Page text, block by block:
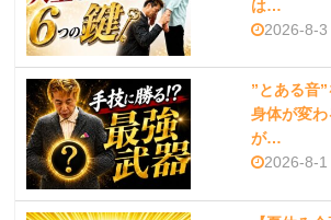
は…
2026-8-3
”とある音
身体が変
が…
2026-8-1